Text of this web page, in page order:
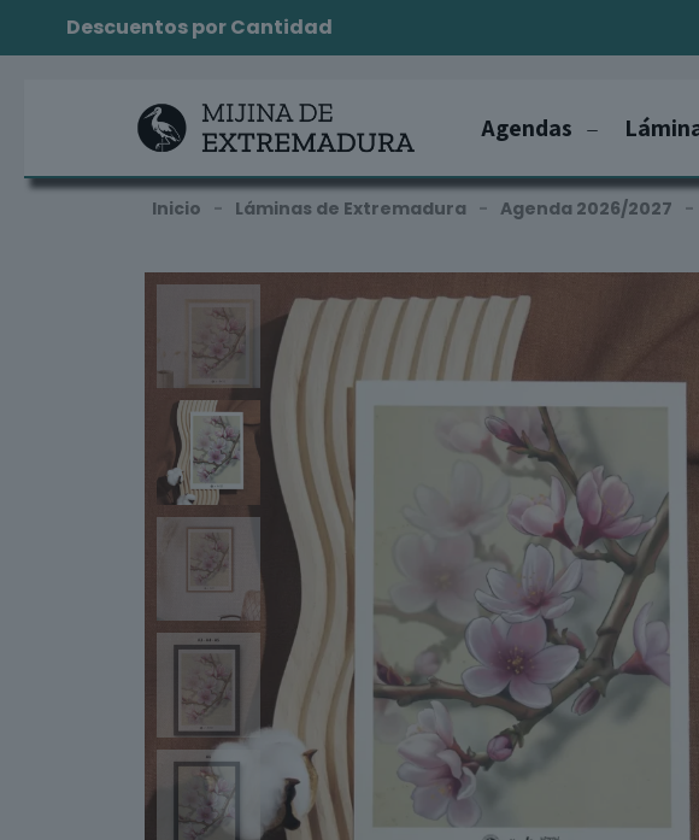
Envío GRATIS desde 50€
Agendas
Inicio - Láminas de Extremadura - Agenda 2026/2027 -